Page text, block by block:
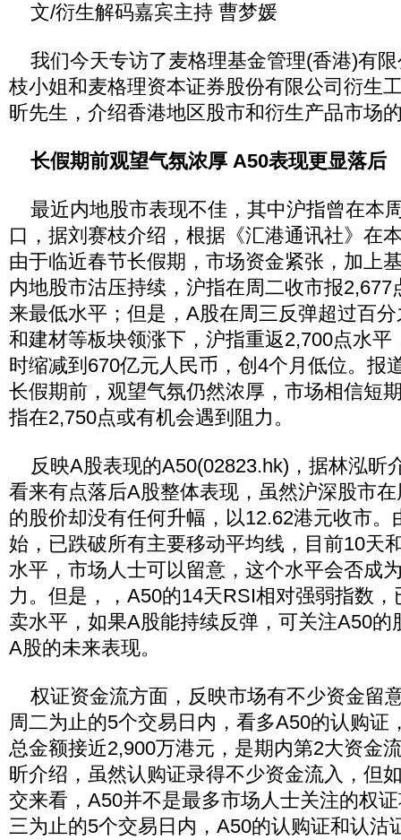
文/衍生解码嘉宾主持 曹梦媛
我们今天专访了麦格理基金管理(香港)有
枝小姐和麦格理资本证券股份有限公司衍生
昕先生，介绍香港地区股市和衍生产品市场
长假期前观望气氛浓厚 A50表现更显落后
最近内地股市表现不佳，其中沪指曾在本
口，据刘赛枝介绍，根据《汇港通讯社》在
由于临近春节长假期，市场资金紧张，加上
内地股市沽压持续，沪指在周二收市报2,677
来最低水平；但是，A股在周三反弹超过百
和建材等板块领涨下，沪指重返2,700点水平
时缩减到670亿元人民币，创4个月低位。报
长假期前，观望气氛仍然浓厚，市场相信短
指在2,750点或有机会遇到阻力。
反映A股表现的A50(02823.hk)，据林泓昕
看来有点落后A股整体表现，虽然沪深股市
的股价却没有任何升幅，以12.62港元收市。
始，已跌破所有主要移动平均线，目前10天
水平，市场人士可以留意，这个水平会否成
力。但是，，A50的14天RSI相对强弱指数
卖水平，如果A股能持续反弹，可关注A50的
A股的未来表现。
权证资金流方面，反映市场有不少资金留
周二为止的5个交易日内，看多A50的认购证
总金额接近2,900万港元，是期内第2大资金
昕介绍，虽然认购证录得不少资金流入，但
交来看，A50并不是最多市场人士关注的权
三为止的5个交易日内，A50的认购证和认沽